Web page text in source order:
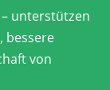
unterstützen
bessere
von